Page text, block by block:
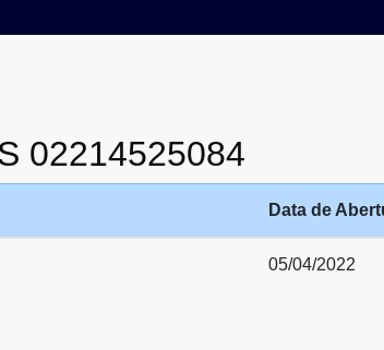
02214525084
Data de
05/04/2022